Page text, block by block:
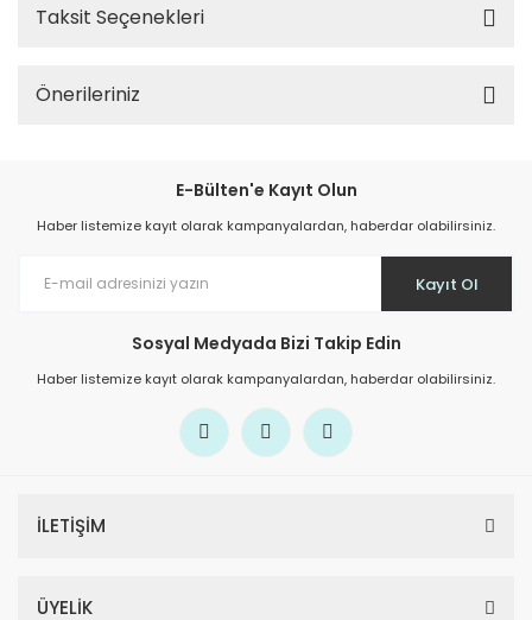
Taksit Seçenekleri
Önerileriniz
E-Bülten'e Kayıt Olun
Haber listemize kayıt olarak kampanyalardan, haberdar olabilirsiniz.
Kayıt Ol
Sosyal Medyada Bizi Takip Edin
Haber listemize kayıt olarak kampanyalardan, haberdar olabilirsiniz.
İLETİŞİM
ÜYELİK